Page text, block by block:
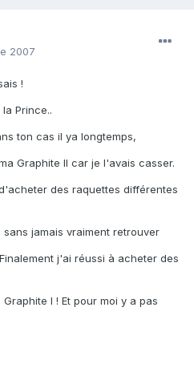
2007
!
Prince..
ton cas il ya longtemps,
Graphite II car je l'avais casser.
des raquettes différentes
jamais vraiment retrouver
j'ai réussi à acheter des
I ! Et pour moi y a pas